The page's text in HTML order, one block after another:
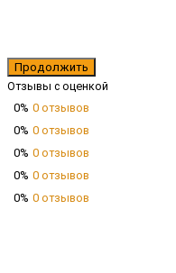
Продолжить
Отзывы с оценкой
0% 0 отзывов
0% 0 отзывов
0% 0 отзывов
0% 0 отзывов
0% 0 отзывов